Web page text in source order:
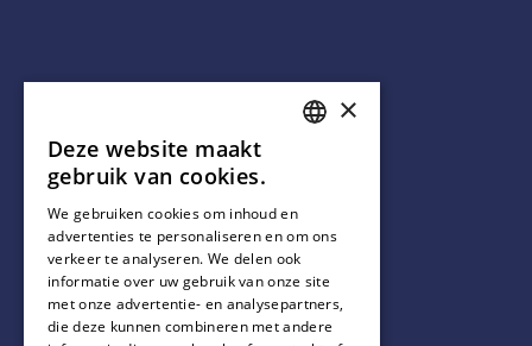
DUTCH
×
Deze website maakt
gebruik van cookies.
We gebruiken cookies om inhoud en
advertenties te personaliseren en om ons
verkeer te analyseren. We delen ook
informatie over uw gebruik van onze site
met onze advertentie- en analysepartners,
die deze kunnen combineren met andere